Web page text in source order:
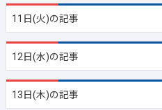
11日(火)の記事
12日(水)の記事
13日(木)の記事